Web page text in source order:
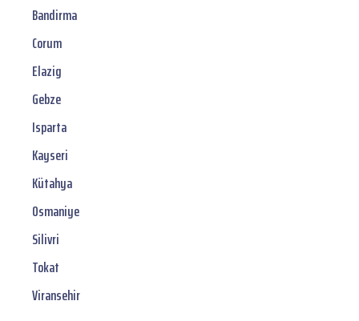
Bandirma
Corum
Elazig
Gebze
Isparta
Kayseri
Kütahya
Osmaniye
Silivri
Tokat
Viransehir